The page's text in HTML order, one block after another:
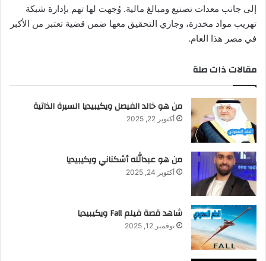
إلى جانب معدات تصنيع ومبالغ مالية. وُجهت لها تهم بإدارة شبكة
تهريب مواد مخدرة، وجاري التحقيق معها ضمن قضية تعتبر من الأكبر
في مصر هذا العام.
مقالات ذات صلة
من هو خالد الفيصل ويكيبيديا السيرة الذاتية
أكتوبر 22, 2025
من هو عبدالله أشكناني ويكيبيديا
أكتوبر 24, 2025
شاهد قصة فيلم Fall ويكيبيديا
نوفمبر 12, 2025